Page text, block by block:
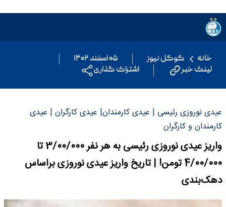
خانه گوگل نیوز
۰۵ اسفند ۱۴۰۲
لینک خبر
اشتراک گذاری
عیدی نوروزی رئیسی | عیدی کارمندان| عیدی کارگران | عیدی
کارمندان و کارگران
واریز عیدی نوروزی رئیسی به هر نفر 3/00/000 تا
4/00/000 تومن! | تاریخ واریز عیدی نوروزی براساس
دهک‌بندی